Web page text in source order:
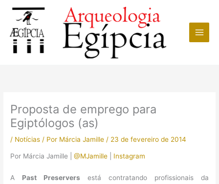
conteúdo
Proposta de emprego para
Egiptólogos (as)
/ Notícias / Por Márcia Jamille / 23 de fevereiro de 2014
Por Márcia Jamille |@MJamille Instagram
A Past Preservers está contratando profissionais da